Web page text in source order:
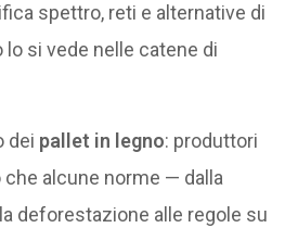
spettro, reti e alternative di
si vede nelle catene di
dei pallet in legno: produttori
alcune norme — dalla
deforestazione alle regole su